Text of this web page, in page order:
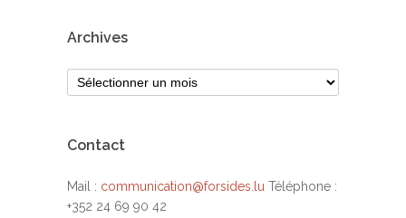
Archives
Contact
Mail : communication@forsides.lu Téléphone :
+352 24 69 90 42